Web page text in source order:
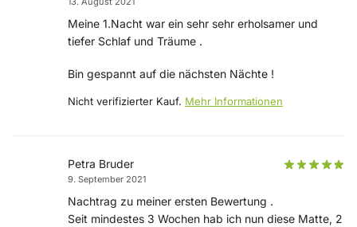
Meine 1.Nacht war ein sehr sehr erholsamer und
tiefer Schlaf und Träume .
Bin gespannt auf die nächsten Nächte !
Nicht verifizierter Kauf. Mehr Informationen
Petra Bruder
9. September 2021
Nachtrag zu meiner ersten Bewertung .
Seit mindestes 3 Wochen hab ich nun diese Matte, 2